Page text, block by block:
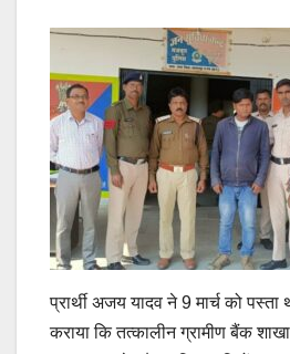
प्रार्थी अजय यादव ने 9 मार्च को पस्ता
कराया कि तत्कालीन ग्रामीण बैंक